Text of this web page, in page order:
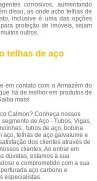
corrosivos, aumentando
disso, as onde acho telhas de
inclusive é uma das opções
proteção de imóveis, sejam
outros.
telhas de aço
em contato com o Armazém do
há de melhor em produtos de
mais!
Calmon? Conheça nossos
de Aço - Tubos, Vigas,
, tubos de aço, bobina
aço, telhas de aço galvalume e
dos clientes através de
clientes. Ao entrar em
dúvidas, estamos à sua
e comprometido com a sua
aço carbono e
especialistas.